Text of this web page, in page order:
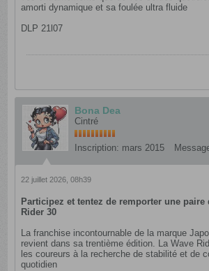
amorti dynamique et sa foulée ultra fluide
DLP 21l07
Bona Dea
Cintré
Inscription: mars 2015
22 juillet 2026, 08h39
Participez et tentez de remporter une paire
Rider 30
La franchise incontournable de la marque
revient dans sa trentième édition. La Wave
les coureurs à la recherche de stabilité et de
quotidien